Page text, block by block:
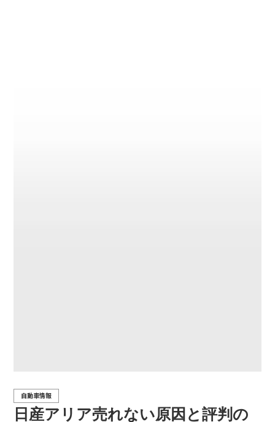
日産アリア売れない原因と評判の
自動車情報